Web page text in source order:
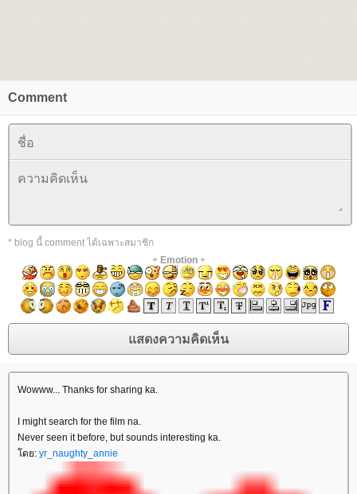
Comment
* blog นี้ comment ได้เฉพาะสมาชิก
+ Emotion+
Wowww... Thanks for sharing ka.
I might search for the film na.
Never seen it before, but sounds interesting ka.
ดย: yr_naughty_annie